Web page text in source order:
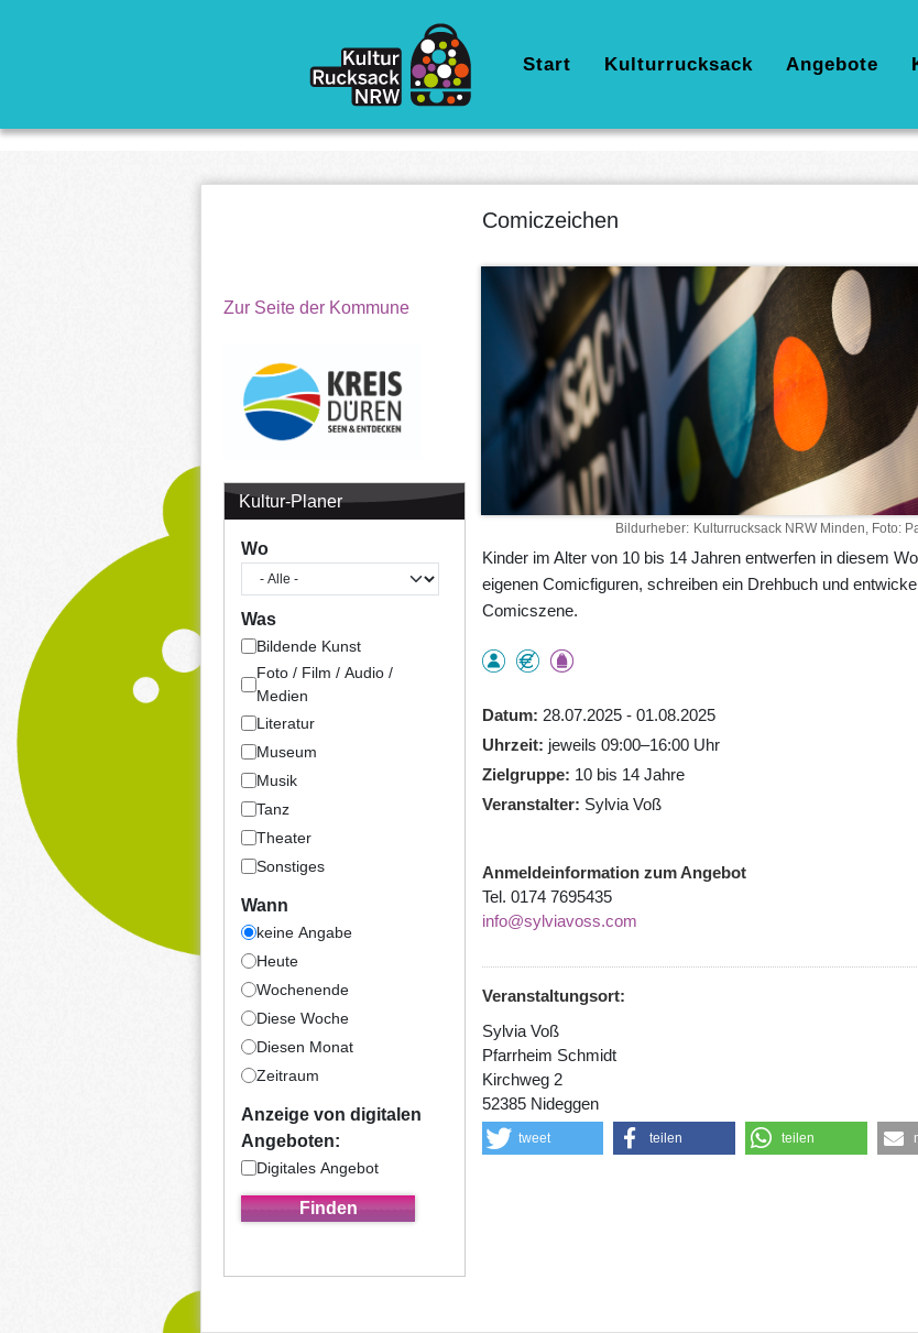
Hauptnavigation
Start Kulturrucksack Angebote
Zur Seite der Kommune
Kultur-Planer
Wo
Was
Bildende Kunst
Foto / Film / Audio /
Medien
Literatur
Museum
Musik
Tanz
Theater
Sonstiges
Wann
keine Angabe
Heute
Wochenende
Diese Woche
Diesen Monat
Zeitraum
Anzeige von digitalen
Angeboten:
Digitales Angebot
Comiczeichen
Bildurheber Kulturrucksack NRW Minden, Foto:
Kinder im Alter von 10 bis 14 Jahren entwerfen in diesem
eigenen Comicfiguren, schreiben ein Drehbuch und
Comicszene.
Datum
28.07.2025 - 01.08.2025
Uhrzeit
jeweils 09:00–16:00 Uhr
Zielgruppe
10 bis 14 Jahre
Veranstalter
Sylvia Voß
Anmeldeinformation zum Angebot
Tel. 0174 7695435
info@sylviavoss.com
Veranstaltungsort:
Sylvia Voß
Pfarrheim Schmidt
Kirchweg 2
52385 Nideggen
tweet teilen teilen